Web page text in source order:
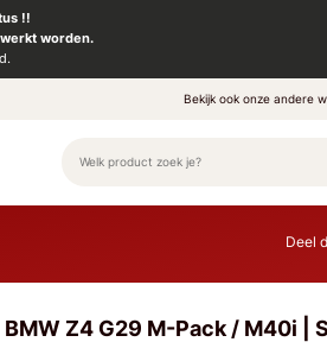
!!
worden.
Bekijk ook onze andere
Deel
Z4 G29 M-Pack / M40i |